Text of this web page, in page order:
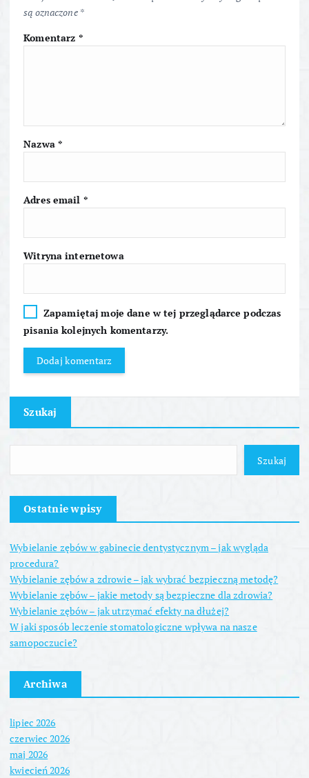
j
p
s
u
są oznaczone *
Komentarz *
Nazwa *
Adres email *
Witryna internetowa
Zapamiętaj moje dane w tej przeglądarce podczas
pisania kolejnych komentarzy.
Szukaj
Szukaj
Ostatnie wpisy
Wybielanie zębów w gabinecie dentystycznym – jak wygląda
procedura?
Wybielanie zębów a zdrowie – jak wybrać bezpieczną metodę?
Wybielanie zębów – jakie metody są bezpieczne dla zdrowia?
Wybielanie zębów – jak utrzymać efekty na dłużej?
W jaki sposób leczenie stomatologiczne wpływa na nasze
samopoczucie?
Archiwa
lipiec 2026
czerwiec 2026
maj 2026
kwiecień 2026